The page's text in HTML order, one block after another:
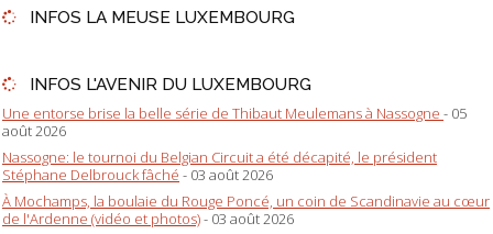
INFOS LA MEUSE LUXEMBOURG
INFOS L'AVENIR DU LUXEMBOURG
Une entorse brise la belle série de Thibaut Meulemans à Nassogne - 05
août 2026
Nassogne: le tournoi du Belgian Circuit a été décapité, le président
Stéphane Delbrouck fâché - 03 août 2026
À Mochamps, la boulaie du Rouge Poncé, un coin de Scandinavie au cœur
de l'Ardenne (vidéo et photos)- 03 août 2026